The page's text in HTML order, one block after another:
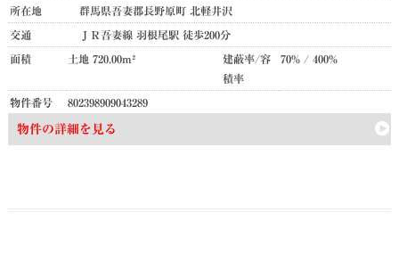
物件の詳細を見る
所在地 群馬県吾妻郡長野原町 北軽井沢
交通 ＪＲ吾妻線 羽根尾駅 徒歩200分
面積 土地 720.00m²
建蔽率/容
積率
70% / 400%
物件番号 802398909043289